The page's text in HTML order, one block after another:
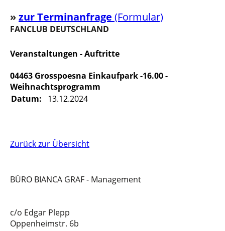
»zur Terminanfrage (Formular)
FANCLUB DEUTSCHLAND
Veranstaltungen - Auftritte
04463 Grosspoesna Einkaufpark -16.00 -
Weihnachtsprogramm
Datum:
13.12.2024
Zurück zur Übersicht
BÜRO BIANCA GRAF - Management
c/o Edgar Plepp
Oppenheimstr. 6b